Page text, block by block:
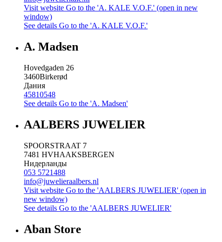
Visit website Go to the 'A. KALE V.O.F.' (open in new
window)
See details Go to the 'A. KALE V.O.F.'
A. Madsen
Hovedgaden 26
3460Birkerød
Дания
45810548
See details Go to the 'A. Madsen'
AALBERS JUWELIER
SPOORSTRAAT 7
7481 HVHAAKSBERGEN
Нидерланды
053 5721488
info@juwelieraalbers.nl
Visit website Go to the 'AALBERS JUWELIER' (open in
new window)
See details Go to the 'AALBERS JUWELIER'
Aban Store